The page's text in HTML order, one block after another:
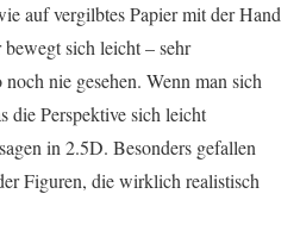
auf vergilbtes Papier mit der Hand
sich leicht – sehr
nie gesehen. Wenn man sich
die Perspektive sich leicht
in 2.5D. Besonders gefallen
Figuren, die wirklich realistisch